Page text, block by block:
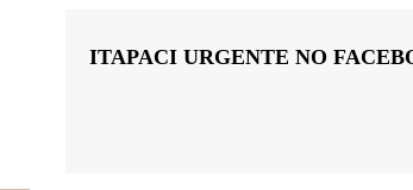
ITAPACI URGENTE NO